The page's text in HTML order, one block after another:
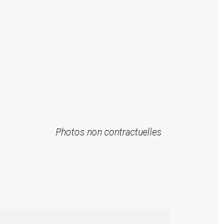
Photos non contractuelles